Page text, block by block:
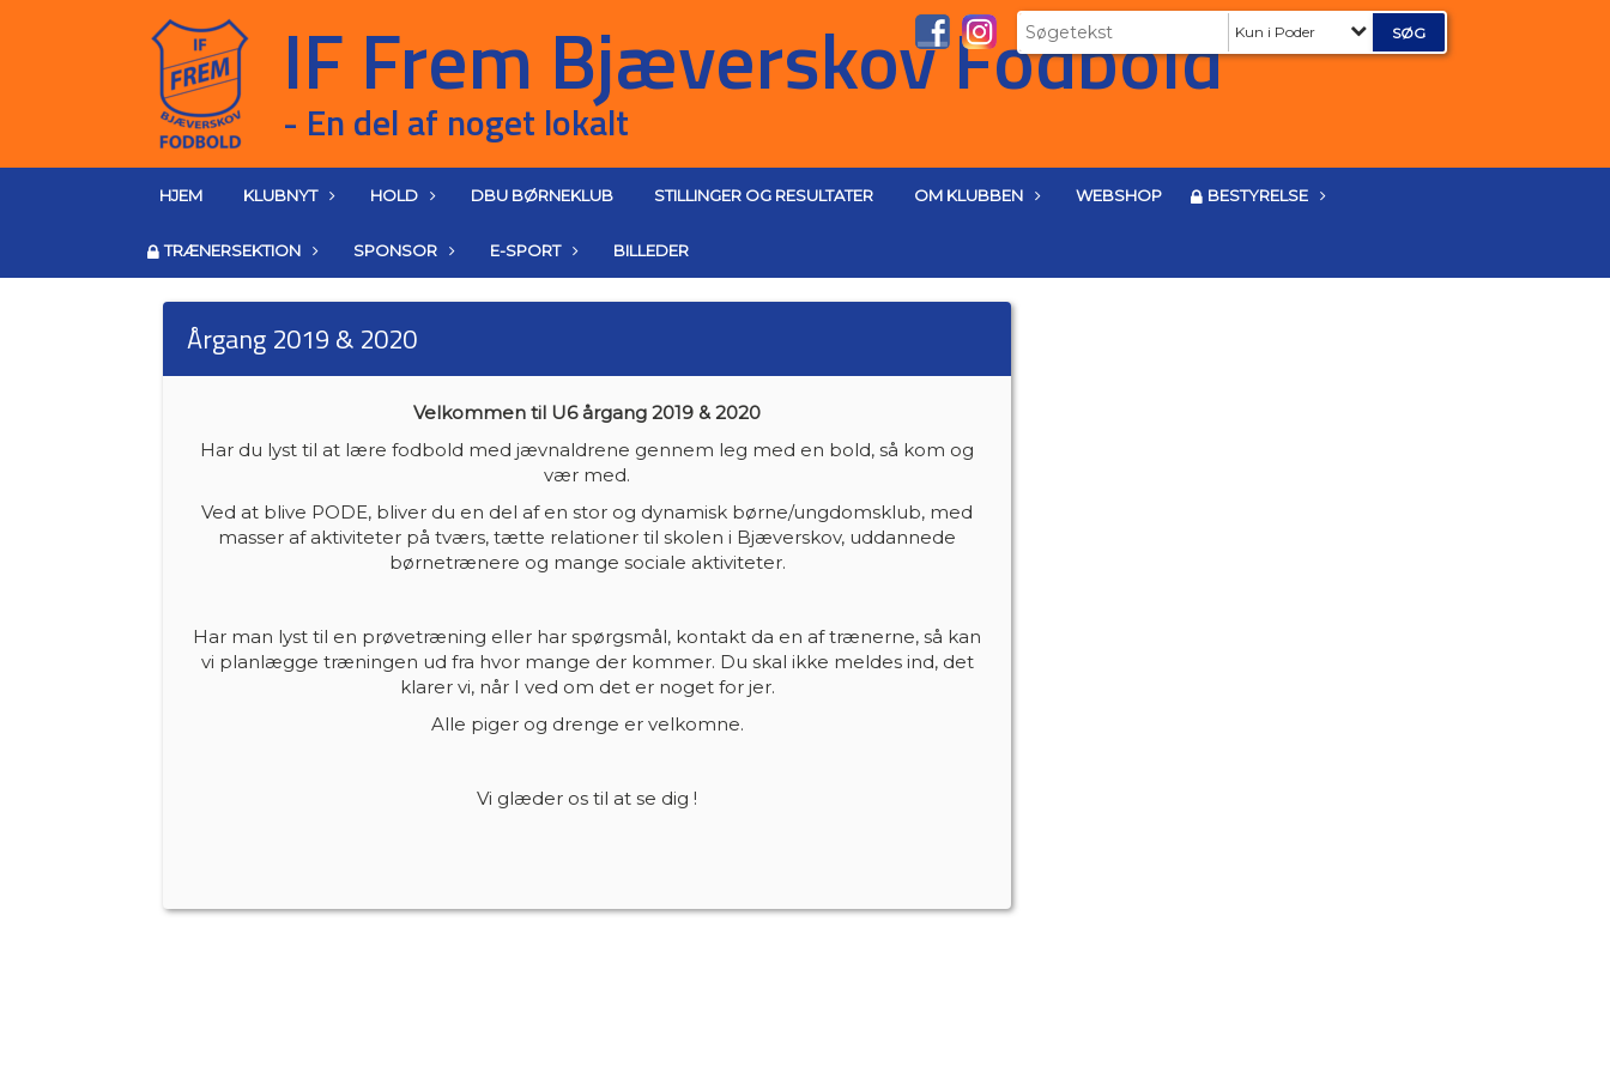
Kun i Poder
HJEM KLUBNYT HOLD DBU BØRNEKLUB STILLINGER OG RESULTATER OM KLUBBEN WEBSHOP BESTYRELSE
TRÆNERSEKTION SPONSOR E-SPORT BILLEDER
Årgang 2019 & 2020
Velkommen til U6 årgang 2019 & 2020
Har du lyst til at lære fodbold med jævnaldrene gennem leg med en bold, så kom og
vær med.
Ved at blive PODE, bliver du en del af en stor og dynamisk børne/ungdomsklub, med
masser af aktiviteter på tværs, tætte relationer til skolen i Bjæverskov, uddannede
børnetrænere og mange sociale aktiviteter.
Har man lyst til en prøvetræning eller har spørgsmål, kontakt da en af trænerne, så kan
vi planlægge træningen ud fra hvor mange der kommer. Du skal ikke meldes ind, det
klarer vi, når I ved om det er noget for jer.
Alle piger og drenge er velkomne.
Vi glæder os til at se dig !